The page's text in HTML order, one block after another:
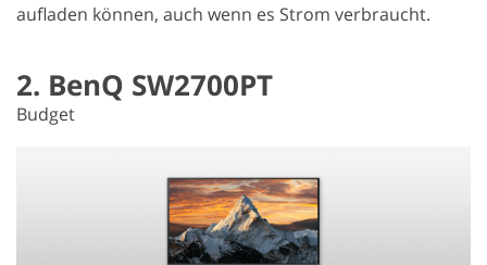
aufladen können, auch wenn es Strom verbraucht.
2. BenQ SW2700PT
Budget